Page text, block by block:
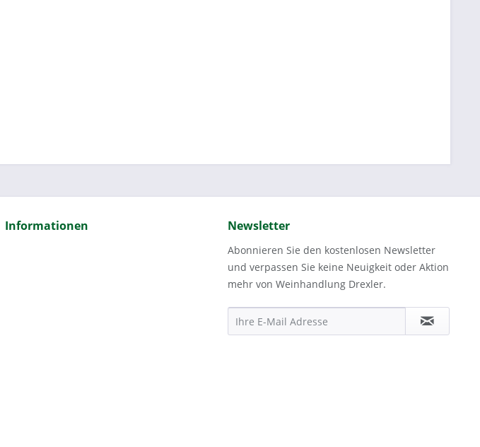
Informationen Newsletter
Abonnieren Sie den kostenlosen Newsletter
und verpassen Sie keine Neuigkeit oder Aktion
mehr von Weinhandlung Drexler.